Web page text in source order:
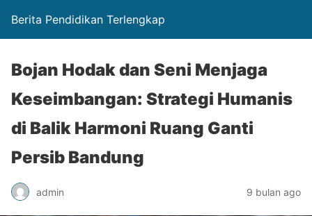
Berita Pendidikan Terlengkap
Bojan Hodak dan Seni Menjaga
Keseimbangan: Strategi Humanis
di Balik Harmoni Ruang Ganti
Persib Bandung
admin 9 bulan ago